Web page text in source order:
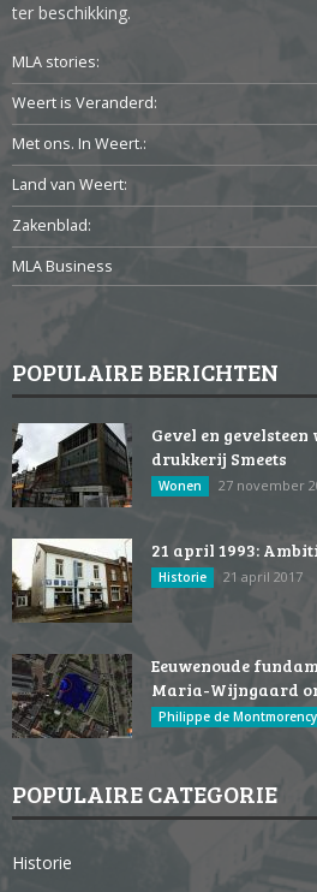
ter beschikking.
MLA stories:
Weert is Veranderd:
Met ons. In Weert.:
Land van Weert:
Zakenblad:
MLA Business
POPULAIRE BERICHTEN
Gevel en
drukkerij Smeets
Wonen 27 november
21 april 1993:
Historie 21 april 2017
Eeuwenoude
Maria-Wijngaard
Philippe de Montmorency
POPULAIRE CATEGORIE
Historie